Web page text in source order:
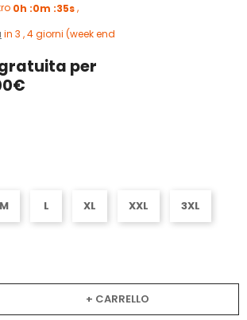
0h :0m :34s,
in 3 , 4 giorni (week end
per
M L XL XXL 3XL
+ CARRELLO